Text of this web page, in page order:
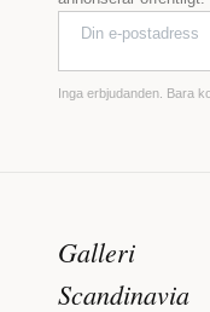
Inga erbjudanden. Bara
Galleri
Scandinavia